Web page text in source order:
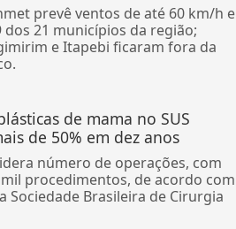
prevê ventos de até 60 km/h e
dos 21 municípios da região;
e Itapebi ficaram fora da
de mama no SUS
de 50% em dez anos
número de operações, com
procedimentos, de acordo com
Sociedade Brasileira de Cirurgia